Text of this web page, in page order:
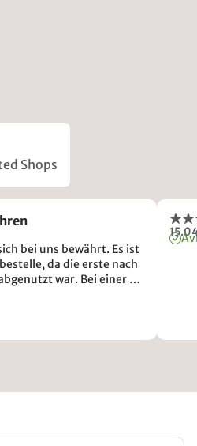
Shops
bei uns bewährt. Es ist
da die erste nach
war. Bei einer so
dass sie im Bezug
Bänder an die
nähe ich Bänder in den
zusammen. So